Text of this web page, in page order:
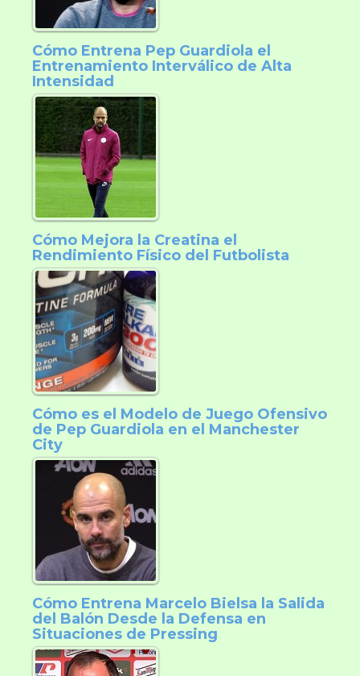
Cómo Entrena Pep Guardiola el
Entrenamiento Interválico de Alta
Intensidad
Cómo Mejora la Creatina el
Rendimiento Físico del Futbolista
Cómo es el Modelo de Juego Ofensivo
de Pep Guardiola en el Manchester
City
Cómo Entrena Marcelo Bielsa la Salida
del Balón Desde la Defensa en
Situaciones de Pressing